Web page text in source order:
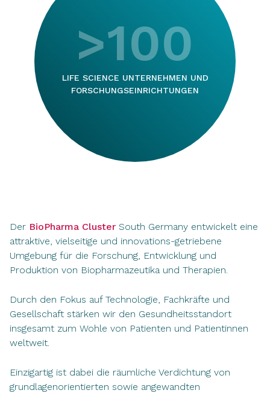
>100
LIFE SCIENCE UNTERNEHMEN UND
FORSCHUNGSEINRICHTUNGEN
Der BioPharma Cluster South Germany entwickelt eine
attraktive, vielseitige und innovations-getriebene
Umgebung für die Forschung, Entwicklung und
Produktion von Biopharmazeutika und Therapien.
Durch den Fokus auf Technologie, Fachkräfte und
Gesellschaft stärken wir den Gesundheitsstandort
insgesamt zum Wohle von Patienten und Patientinnen
weltweit.
Einzigartig ist dabei die räumliche Verdichtung von
grundlagenorientierten sowie angewandten